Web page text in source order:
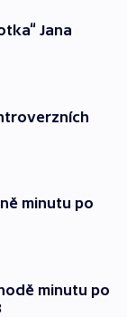
Jana
minutu po
minutu po